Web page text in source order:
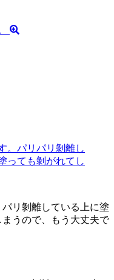
リ剝離している上に塗
うので、もう大丈夫で